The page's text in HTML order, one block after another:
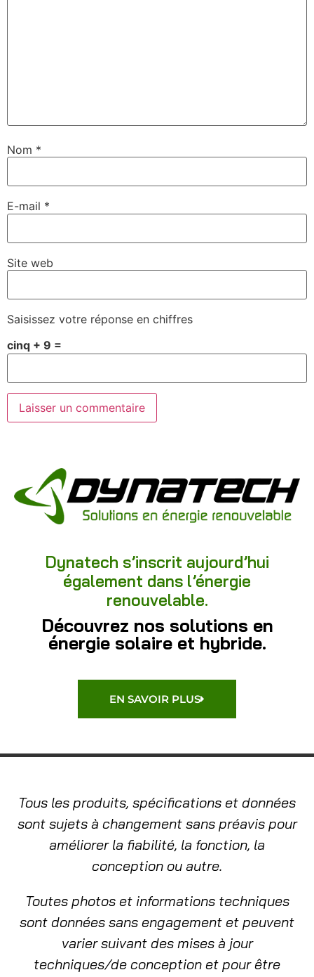
Nom *
E-mail *
Site web
Saisissez votre réponse en chiffres
cinq + 9 =
Dynatech s’inscrit aujourd’hui
également dans l’énergie
renouvelable.
Découvrez nos solutions en
énergie solaire et hybride.
EN SAVOIR PLUS
Tous les produits, spécifications et données
sont sujets à changement sans préavis pour
améliorer la fiabilité, la fonction, la
conception ou autre.
Toutes photos et informations techniques
sont données sans engagement et peuvent
varier suivant des mises à jour
techniques/de conception et pour être